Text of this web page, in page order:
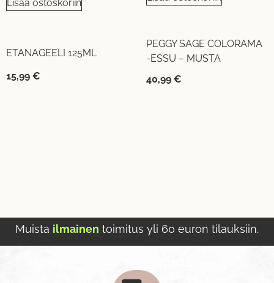
Lisää ostoskoriin
ETANAGEELI 125ML
15,99 €
PEGGY SAGE COLORAMA
-ESSU – MUSTA
40,99 €
Muista ilmainen toimitus yli 60 euron tilauksiin.